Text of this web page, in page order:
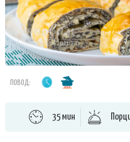
ПОВОД:
35 мин